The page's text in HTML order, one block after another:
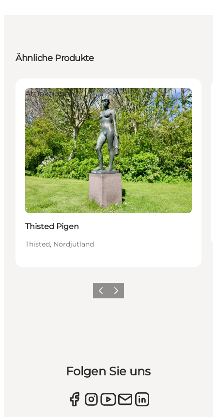
Ähnliche Produkte
Attraktionen
Thisted Pigen
Thisted, Nordjütland
ZurückWeiter
Folgen Sie uns